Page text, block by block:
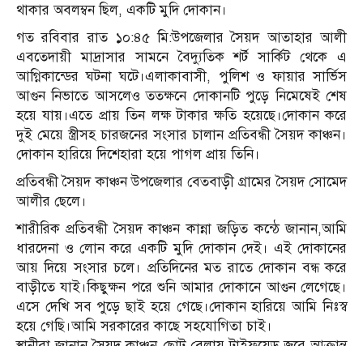
থাকার অবলম্বন ছিল, একটি মুদি দোকান।
গত রবিবার রাত ১০:৪৫ মি:উপজেলার সৈয়দ আতাহার আলী
এবতেদায়ী মাদ্রাসার সামনে বৈদ্যুতিক শর্ট সার্কিট থেকে এ
আগ্নিকান্ডের ঘটনা ঘটে।এলাকাবাসী, পুলিশ ও ফায়ার সার্ভিস
আগুন নিভাতে আসলেও ততক্ষনে দোকানটি পুড়ে নিমেষেই শেষ
হয়ে যায়।এতে প্রায় তিন লক্ষ টাকার ক্ষতি হয়েছে।দোকান করে
দুই মেয়ে স্ত্রীসহ চারজনের সংসার চালান প্রতিবন্ধী সৈয়দ কাঞ্চন।
দোকান হারিয়ে দিশেহারা হয়ে পাগল প্রায় তিনি।
প্রতিবন্ধী সৈয়দ কাঞ্চন উপজেলার বেতবাড়ী গ্রামের সৈয়দ সোমেদ
আলীর ছেলে।
শারীরিক প্রতিবন্ধী সৈয়দ কাঞ্চন কান্না জড়িত কন্ঠে জানান,আমি
ধারদেনা ও লোন করে একটি মুদি দোকান দেই। এই দোকানের
আয় দিয়ে সংসার চলে। প্রতিদিনের মত রাতে দোকান বন্ধ করে
বাড়ীতে যাই।কিছুক্ষন পরে শুনি আমার দোকানে আগুন লেগেছে।
এসে দেখি সব পুড়ে ছাই হয়ে গেছে।দোকান হারিয়ে আমি নিঃস্ব
হয়ে গেছি।আমি সরকারের কাছে সহযোগিতা চাই।